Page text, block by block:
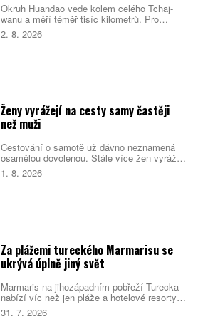
Okruh Huandao vede kolem celého Tchaj-
wanu a měří téměř tisíc kilometrů. Pro
místní představuje oblíbený přechodový
rituál, turistům zase ukazuje odlehlé pobřeží,
2. 8. 2026
Ženy vyrážejí na cesty samy častěji
než muži
Cestování o samotě už dávno neznamená
osamělou dovolenou. Stále více žen vyráží
do světa bez partnera či rodiny, zároveň ale
vyhledává malé skupiny stejně naladěných
1. 8. 2026
Za plážemi tureckého Marmarisu se
ukrývá úplně jiný svět
Marmaris na jihozápadním pobřeží Turecka
nabízí víc než jen pláže a hotelové resorty.
Město obklopují borové lesy, zátoky s
31. 7. 2026